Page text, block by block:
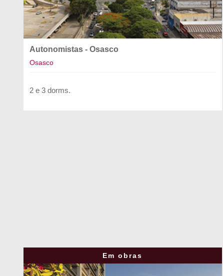
Autonomistas - Osasco
Osasco
2 e 3 dorms.
Em obras